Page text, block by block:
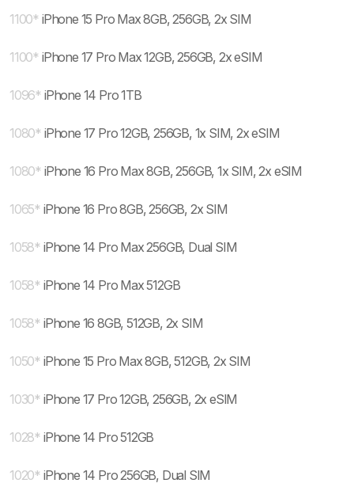
1100* iPhone 15 Pro Max 8GB, 256GB, 2x SIM
1100* iPhone 17 Pro Max 12GB, 256GB, 2x eSIM
1096* iPhone 14 Pro 1TB
1080* iPhone 17 Pro 12GB, 256GB, 1x SIM, 2x eSIM
1080* iPhone 16 Pro Max 8GB, 256GB, 1x SIM, 2x eSIM
1065* iPhone 16 Pro 8GB, 256GB, 2x SIM
1058* iPhone 14 Pro Max 256GB, Dual SIM
1058* iPhone 14 Pro Max 512GB
1058* iPhone 16 8GB, 512GB, 2x SIM
1050* iPhone 15 Pro Max 8GB, 512GB, 2x SIM
1030* iPhone 17 Pro 12GB, 256GB, 2x eSIM
1028* iPhone 14 Pro 512GB
1020* iPhone 14 Pro 256GB, Dual SIM